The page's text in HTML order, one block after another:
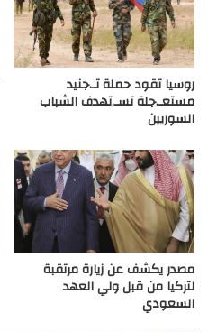
روسيا تقود حملة تـ.جنيد
مستعـ.جلة تسـ.تهدف الشباب
السوريين
مصدر يكشف عن زيارة مرتقبة
لتركيا من قبل ولي العهد
السعودي